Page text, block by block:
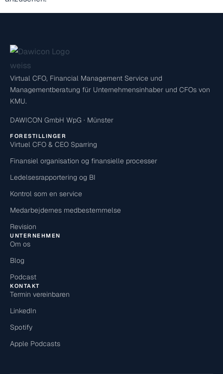
Virtual CFO, Financial Management Service und
Managementberatung für Unternehmensinhaber und CFOs von
KMU.
DAWICON GmbH WpG · Münster
FORESTILLINGER
Virtuel CFO & CEO Sparring
Finansiel organisation og finansielle processer
Ledelsesrapportering og BI
Kontrol som en service
Medarbejdernes medbestemmelse
Revision
UNTERNEHMEN
Om os
Blog
Podcast
KONTAKT
Termin vereinbaren
LinkedIn
Spotify
Apple Podcasts